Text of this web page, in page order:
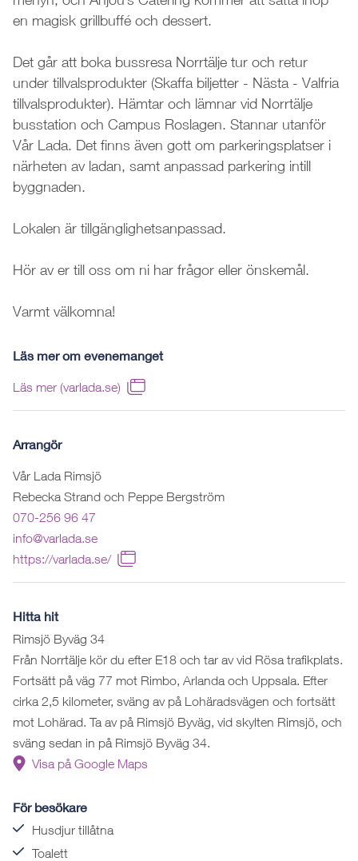
en magisk grillbuffé och dessert.
Det går att boka bussresa Norrtälje tur och retur
under tillvalsprodukter (Skaffa biljetter - Nästa - Valfria
tillvalsprodukter). Hämtar och lämnar vid Norrtälje
busstation och Campus Roslagen. Stannar utanför
Vår Lada. Det finns även gott om parkeringsplatser i
närheten av ladan, samt anpassad parkering intill
byggnaden.
Lokalen är tillgänglighetsanpassad.
Hör av er till oss om ni har frågor eller önskemål.
Varmt välkomna!
Läs mer om evenemanget
Läs mer (varlada.se)
Arrangör
Vår Lada Rimsjö
Rebecka Strand och Peppe Bergström
070-256 96 47
info@varlada.se
https://varlada.se/
Hitta hit
Rimsjö Byväg 34
Från Norrtälje kör du efter E18 och tar av vid Rösa trafikplats.
Fortsätt på väg 77 mot Rimbo, Arlanda och Uppsala. Efter
cirka 2,5 kilometer, sväng av på Lohäradsvägen och fortsätt
mot Lohärad. Ta av på Rimsjö Byväg, vid skylten Rimsjö, och
sväng sedan in på Rimsjö Byväg 34.
Visa på Google Maps
För besökare
Husdjur tillåtna
Toalett